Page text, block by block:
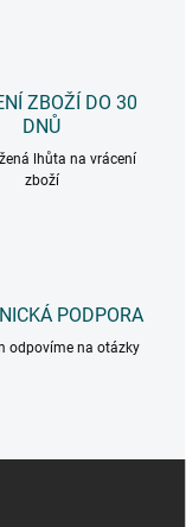
ZBOŽÍ DO 30
DNŮ
lhůta na vrácení
zboží
PODPORA
odpovíme na otázky